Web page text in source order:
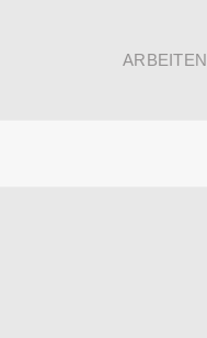
ARBEITEN